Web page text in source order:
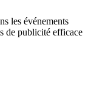
les événements
de publicité efficace